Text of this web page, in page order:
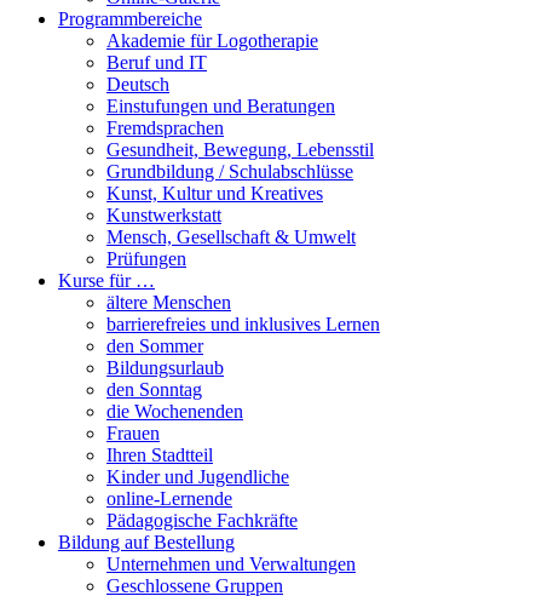
Programmbereiche
Akademie für Logotherapie
Beruf und IT
Deutsch
Einstufungen und Beratungen
Fremdsprachen
Gesundheit, Bewegung, Lebensstil
Grundbildung / Schulabschlüsse
Kunst, Kultur und Kreatives
Kunstwerkstatt
Mensch, Gesellschaft & Umwelt
Prüfungen
Kurse für …
ältere Menschen
barrierefreies und inklusives Lernen
den Sommer
Bildungsurlaub
den Sonntag
die Wochenenden
Frauen
Ihren Stadtteil
Kinder und Jugendliche
online-Lernende
Pädagogische Fachkräfte
Bildung auf Bestellung
Unternehmen und Verwaltungen
Geschlossene Gruppen